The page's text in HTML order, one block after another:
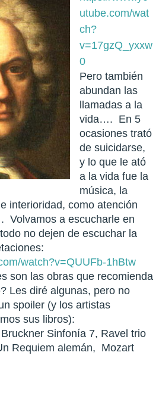
utube.com/wat
ch?
v=17gzQ_yxxw
0
Pero también
abundan las
llamadas a la
vida…. En 5
ocasiones trató
de suicidarse,
y lo que le ató
a la vida fue la
música, la
interioridad, como atención
Volvamos a escucharle en
no dejen de escuchar la
watch?v=QUUFb-1hBtw
son las obras que recomienda
Les diré algunas, pero no
spoiler (y los artistas
sus libros):
Sinfonía 7, Ravel trio
Requiem alemán, Mozart